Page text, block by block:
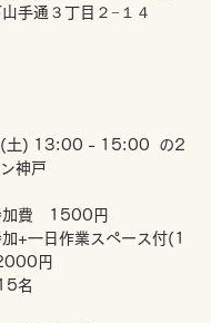
手通３丁目２−１４
13:00 - 15:00  の2
神戸
費　1500円
一日作業スペース付(1
円
名